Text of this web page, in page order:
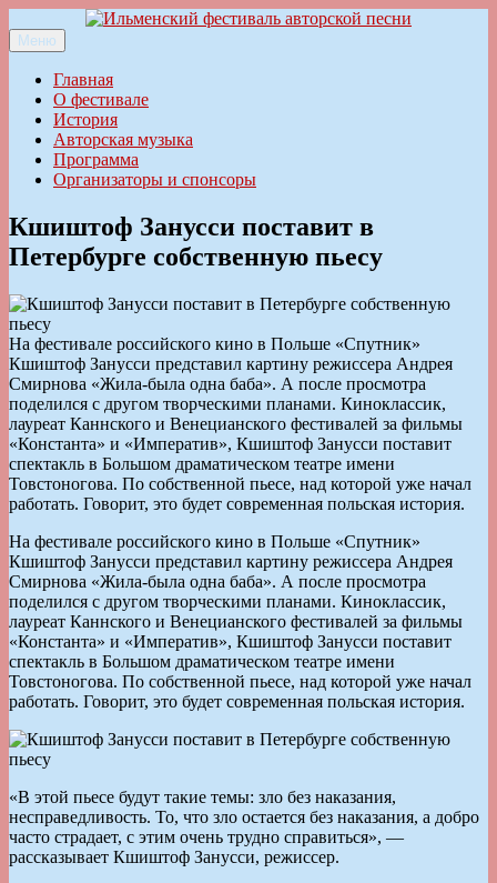
к
содержимому
Ильменский фестиваль авторской песни
Меню
Главная
О фестивале
История
Авторская музыка
Программа
Организаторы и спонсоры
Кшиштоф Занусси поставит в
Петербурге собственную пьесу
На фестивале российского кино в Польше «Спутник»
Кшиштоф Занусси представил картину режиссера Андрея
Смирнова «Жила-была одна баба». А после просмотра
поделился с другом творческими планами. Киноклассик,
лауреат Каннского и Венецианского фестивалей за фильмы
«Константа» и «Императив», Кшиштоф Занусси поставит
спектакль в Большом драматическом театре имени
Товстоногова. По собственной пьесе, над которой уже начал
работать. Говорит, это будет современная польская история.
На фестивале российского кино в Польше «Спутник»
Кшиштоф Занусси представил картину режиссера Андрея
Смирнова «Жила-была одна баба». А после просмотра
поделился с другом творческими планами. Киноклассик,
лауреат Каннского и Венецианского фестивалей за фильмы
«Константа» и «Императив», Кшиштоф Занусси поставит
спектакль в Большом драматическом театре имени
Товстоногова. По собственной пьесе, над которой уже начал
работать. Говорит, это будет современная польская история.
«В этой пьесе будут такие темы: зло без наказания,
несправедливость. То, что зло остается без наказания, а добро
часто страдает, с этим очень трудно справиться», —
рассказывает Кшиштоф Занусси, режиссер.